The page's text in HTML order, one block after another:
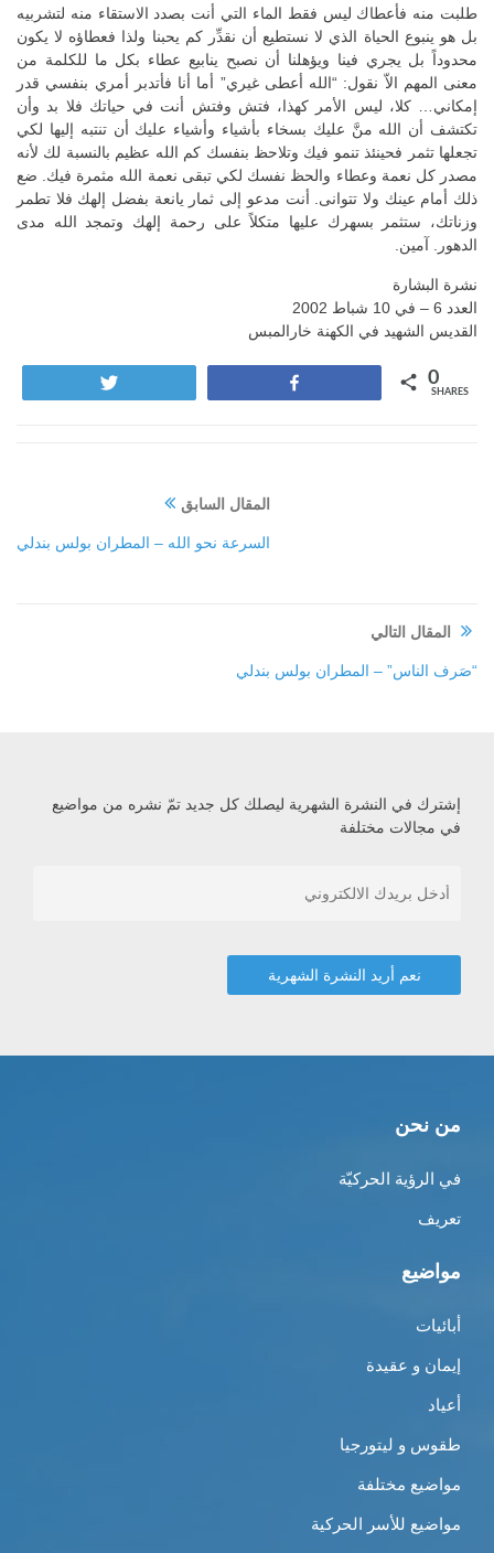
طلبت منه فأعطاك ليس فقط الماء التي أنت بصدد الاستقاء منه لتشربيه
بل هو ينبوع الحياة الذي لا نستطيع أن نقدِّر كم يحبنا ولذا فعطاؤه لا يكون
محدوداً بل يجري فينا ويؤهلنا أن نصبح ينابيع عطاء بكل ما للكلمة من
معنى المهم الاّ نقول: “الله أعطى غيري” أما أنا فأتدبر أمري بنفسي قدر
إمكاني… كلا، ليس الأمر كهذا، فتش وفتش أنت في حياتك فلا بد وأن
تكتشف أن الله منَّ عليك بسخاء بأشياء وأشياء عليك أن تنتبه إليها لكي
تجعلها تثمر فحينئذ تنمو فيك وتلاحظ بنفسك كم الله عظيم بالنسبة لك لأنه
مصدر كل نعمة وعطاء والحظ نفسك لكي تبقى نعمة الله مثمرة فيك. ضع
ذلك أمام عينك ولا تتوانى. أنت مدعو إلى ثمار يانعة بفضل إلهك فلا تطمر
وزناتك، ستثمر بسهرك عليها متكلاً على رحمة إلهك وتمجد الله مدى
الدهور. آمين.
نشرة البشارة
العدد 6 – في 10 شباط 2002
القديس الشهيد في الكهنة خارالمبس
0
SHARES
المقال السابق
السرعة نحو الله – المطران بولس بندلي
المقال التالي
“صَرف الناس” – المطران بولس بندلي
إشترك في النشرة الشهرية ليصلك كل جديد تمّ نشره من مواضيع
في مجالات مختلفة
من نحن
في الرؤية الحركيّة
تعريف
مواضيع
أبائيات
إيمان و عقيدة
أعياد
طقوس و ليتورجيا
مواضيع مختلفة
مواضيع للأسر الحركية